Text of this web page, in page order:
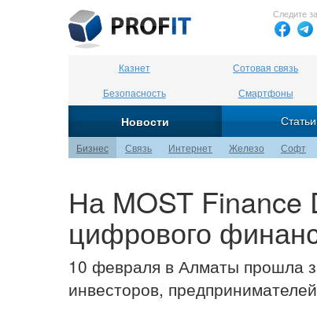
Следите
Казнет Сотовая связь
Безопасность
Смартфоны
Новости Статьи
Бизнес Связь Интернет Железо Софт
На MOST Finance
цифрового
10 февраля в Алматы прошла
инвесторов,